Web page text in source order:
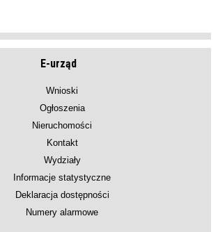
E-urząd
Wnioski
Ogłoszenia
Nieruchomości
Kontakt
Wydziały
Informacje statystyczne
Deklaracja dostępności
Numery alarmowe